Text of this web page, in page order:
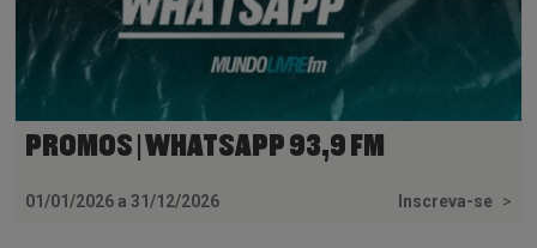
PROMOS | WHATSAPP 93,9 FM
01/01/2026 a 31/12/2026 Inscreva-se >